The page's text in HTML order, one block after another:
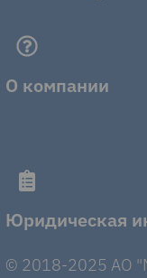
О компании
Юридическая
© 2018-2025 AO